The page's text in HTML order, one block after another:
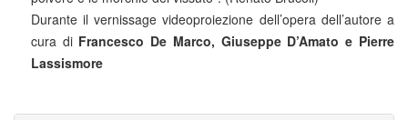
Durante il vernissage videoproiezione dell’opera dell’autore a
cura di Francesco De Marco, Giuseppe D’Amato e Pierre
Lassismore